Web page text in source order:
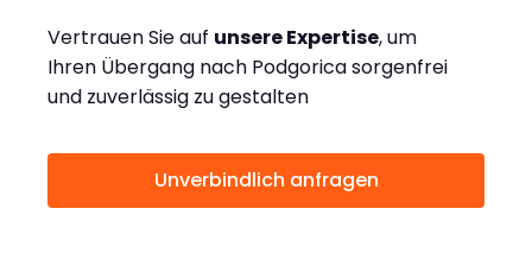
Vertrauen Sie auf unsere Expertise, um
Ihren Übergang nach Podgorica sorgenfrei
und zuverlässig zu gestalten
Unverbindlich anfragen